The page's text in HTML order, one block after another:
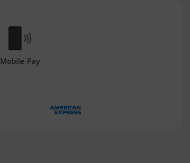
Mobile-Pay